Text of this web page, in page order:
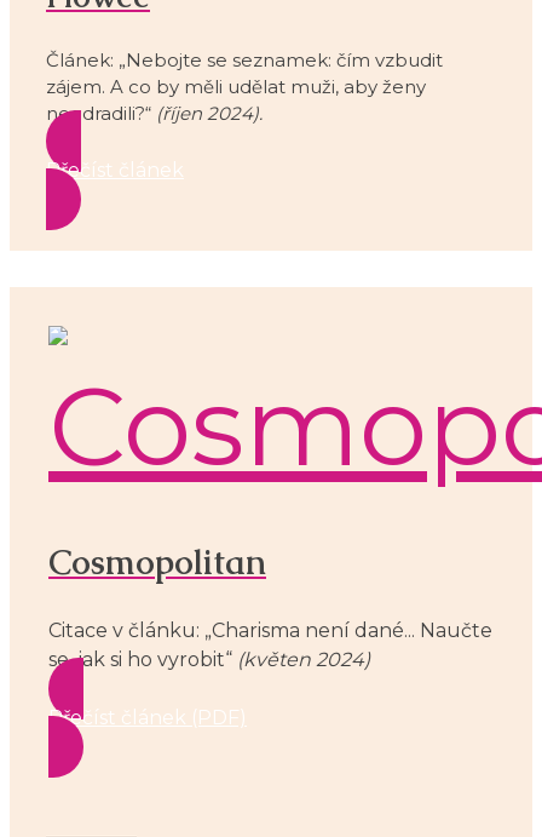
Článek: „Nebojte se seznamek: čím vzbudit
zájem. A co by měli udělat muži, aby ženy
neodradili?“ (říjen 2024).
Přečíst článek
Cosmopolitan
Citace v článku: „Charisma není dané... Naučte
se, jak si ho vyrobit“ (květen 2024)
Přečíst článek (PDF)